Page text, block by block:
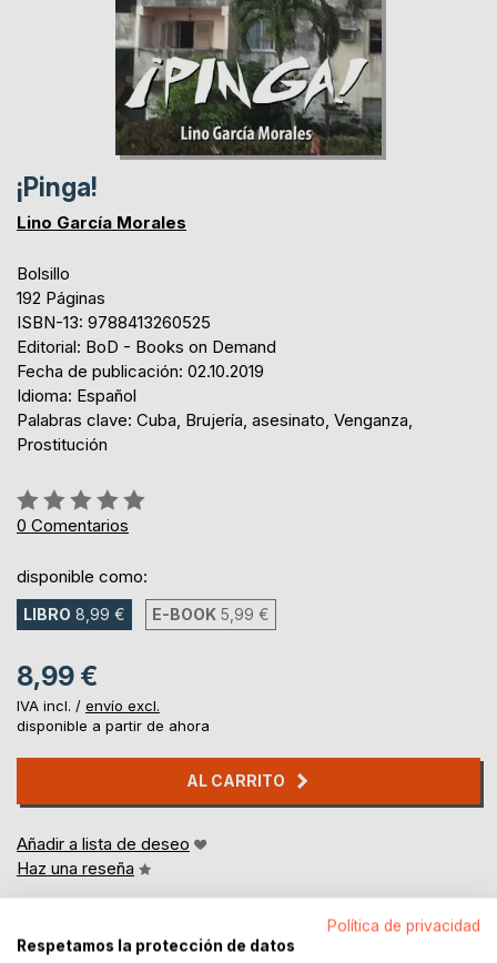
¡Pinga!
Lino García Morales
Bolsillo
192 Páginas
ISBN-13: 9788413260525
Editorial: BoD - Books on Demand
Fecha de publicación: 02.10.2019
Idioma: Español
Palabras clave: Cuba, Brujería, asesinato, Venganza,
Prostitución
Rating:
0%
0 Comentarios
disponible como:
LIBRO 8,99 € E-BOOK 5,99 €
8,99 €
IVA incl. / envío excl.
disponible a partir de ahora
AL CARRITO
Añadir a lista de deseo
Haz una reseña
Política de privacidad
Respetamos la protección de datos